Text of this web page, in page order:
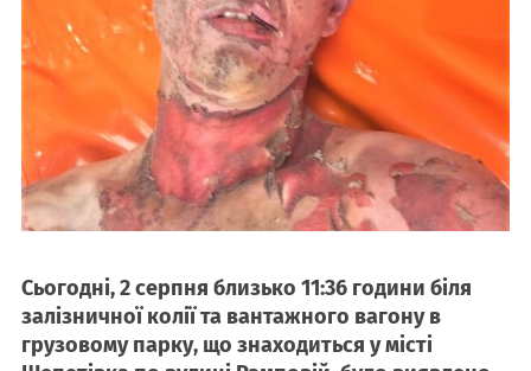
Сьогодні, 2 серпня близько 11:36 години біля
залізничної колії та вантажного вагону в
грузовому парку, що знаходиться у місті